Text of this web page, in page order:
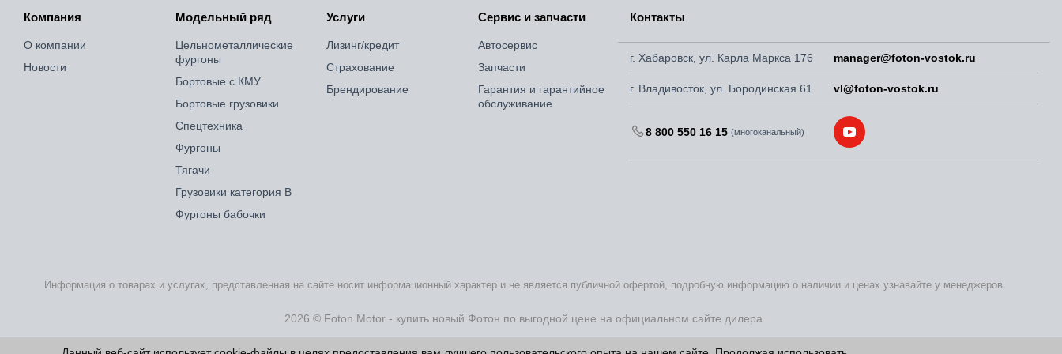
Компания
О компании
Новости
Модельный ряд
Цельнометаллические
фургоны
Бортовые с КМУ
Бортовые грузовики
Спецтехника
Фургоны
Тягачи
Грузовики категория B
Фургоны бабочки
Услуги
Лизинг/кредит
Страхование
Брендирование
Сервис и запчасти
Автосервис
Запчасти
Гарантия и гарантийное
обслуживание
Контакты
г. Хабаровск, ул. Карла Маркса 176 manager@foton-vostok.ru
г. Владивосток, ул. Бородинская 61 vl@foton-vostok.ru
8 800 550 16 15 (многоканальный)
Информация о товарах и услугах, представленная на сайте носит информационный характер и не является публичной офертой, подробную информацию о наличии и ценах узнавайте у менеджеров
2026 © Foton Motor - купить новый Фотон по выгодной цене на официальном сайте дилера